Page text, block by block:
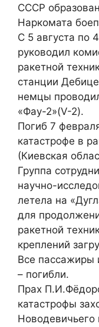
СССР
Наркомата
С 5 августа по
руководил
ракетной
станции
немцы
«Фау-2»(V-2).
Погиб 7
катастрофе в
(Киевская
Группа
научно-
летела на
для
ракетной
креплений
Все пассажиры
– погибли.
Прах
катастрофы